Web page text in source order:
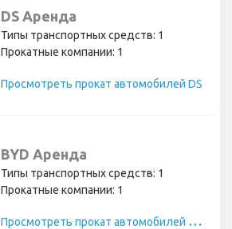
DS Аренда
Типы транспортных средств: 1
Прокатные компании: 1
Просмотреть прокат автомобилей DS
BYD Аренда
Типы транспортных средств: 1
Прокатные компании: 1
П
росмотреть прокат автомобилей BYD